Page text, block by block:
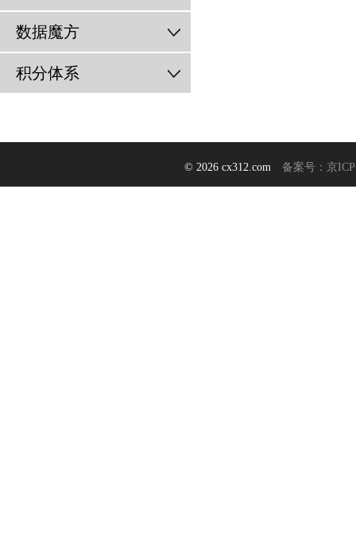
数据魔方
积分体系
© 2026 cx312.com 备案号：京